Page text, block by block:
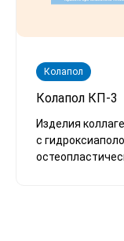
Колапол
Колапол КП-3
Изделия
с